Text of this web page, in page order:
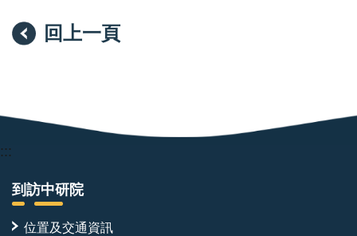
回上一頁
:::
到訪中研院
位置及交通資訊